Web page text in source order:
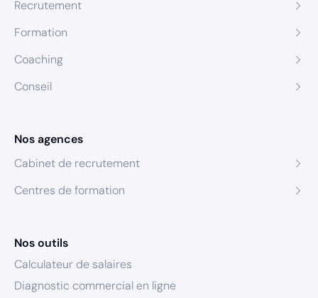
Recrutement
Formation
Coaching
Conseil
Nos agences
Cabinet de recrutement
Centres de formation
Nos outils
Calculateur de salaires
Diagnostic commercial en ligne